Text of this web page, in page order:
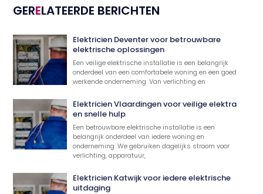
GERELATEERDE BERICHTEN
Elektricien Deventer voor betrouwbare
elektrische oplossingen
Een veilige elektrische installatie is een belangrijk
onderdeel van een comfortabele woning en een goed
werkende onderneming. Van verlichting en
Elektricien Vlaardingen voor veilige elektra
en snelle hulp
Een betrouwbare elektrische installatie is een
belangrijk onderdeel van iedere woning en
onderneming. We gebruiken dagelijks stroom voor
verlichting, apparatuur,
Elektricien Katwijk voor iedere elektrische
uitdaging